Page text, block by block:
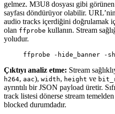
gelmez. M3U8 dosyası gibi
sayfası döndürüyor olabilir.
audio tracks içerdiğini doğrulamak
olan ffprobe kullanın. Stream
yoludur.
ffprobe -hide_banner -
Çıktıyı analiz etme: Stream
h264, aac), width, height ve
ayrıntılı bir JSON payload üretir.
track listesi dönerse stream
blocked durumdadır.